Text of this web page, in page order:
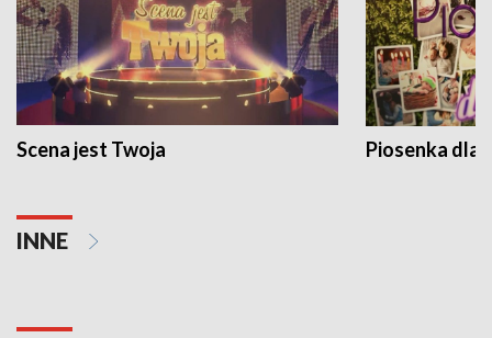
Scena jest Twoja Piosenka dla
INNE